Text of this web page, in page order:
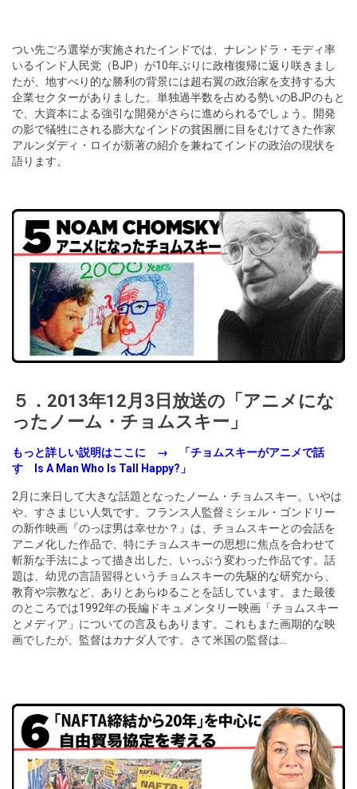
つい先ごろ選挙が実施されたインドでは、ナレンドラ・モディ率
いるインド人民党（BJP）が10年ぶりに政権復帰に返り咲きまし
たが、地すべり的な勝利の背景には超右翼の政治家を支持する大
企業セクターがありました。単独過半数を占める勢いのBJPのもと
で、大資本による強引な開発がさらに進められるでしょう。開発
の影で犠牲にされる膨大なインドの貧困層に目をむけてきた作家
アルンダディ・ロイが新著の紹介を兼ねてインドの政治の現状を
語ります。
５．2013年12月3日放送の「アニメにな
ったノーム・チョムスキー」
もっと詳しい説明はここに → 「チョムスキーがアニメで話
す Is A Man Who Is Tall Happy? 」
2月に来日して大きな話題となったノーム・チョムスキー。いやは
や、すさまじい人気です。フランス人監督ミシェル・ゴンドリー
の新作映画『のっぽ男は幸せか？』は、チョムスキーとの会話を
アニメ化した作品で、特にチョムスキーの思想に焦点を合わせて
斬新な手法によって描き出した、いっぷう変わった作品です。話
題は、幼児の言語習得というチョムスキーの先駆的な研究から、
教育や宗教など、ありとあらゆることを話しています。また最後
のところでは1992年の長編ドキュメンタリー映画「チョムスキー
とメディア」についての言及もあります。これもまた画期的な映
画でしたが、監督はカナダ人です。さて米国の監督は…